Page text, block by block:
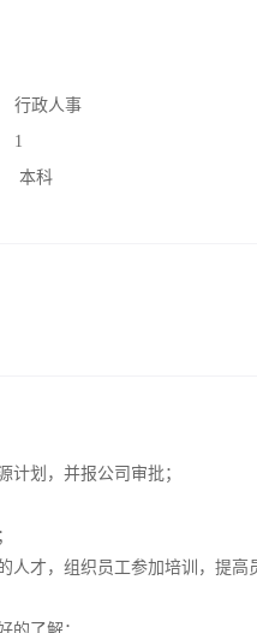
行政人事
1
本科
计划，并报公司审批；
才，组织员工参加培训，提高